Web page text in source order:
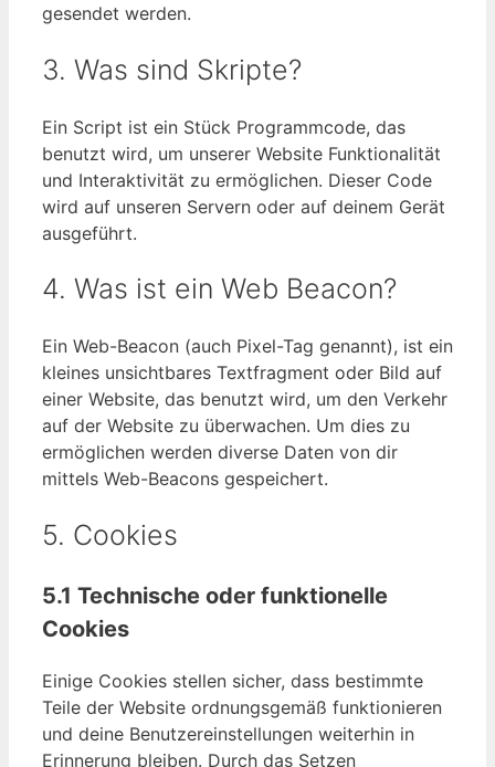
gesendet werden.
3. Was sind Skripte?
Ein Script ist ein Stück Programmcode, das
benutzt wird, um unserer Website Funktionalität
und Interaktivität zu ermöglichen. Dieser Code
wird auf unseren Servern oder auf deinem Gerät
ausgeführt.
4. Was ist ein Web Beacon?
Ein Web-Beacon (auch Pixel-Tag genannt), ist ein
kleines unsichtbares Textfragment oder Bild auf
einer Website, das benutzt wird, um den Verkehr
auf der Website zu überwachen. Um dies zu
ermöglichen werden diverse Daten von dir
mittels Web-Beacons gespeichert.
5. Cookies
5.1 Technische oder funktionelle
Cookies
Einige Cookies stellen sicher, dass bestimmte
Teile der Website ordnungsgemäß funktionieren
und deine Benutzereinstellungen weiterhin in
Erinnerung bleiben. Durch das Setzen